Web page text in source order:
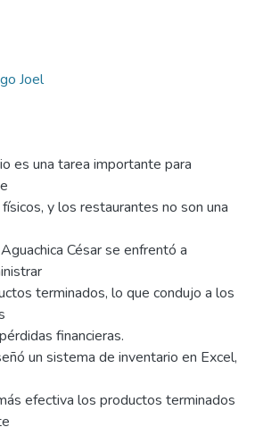
Joel
es una tarea importante para
y los restaurantes no son una
César se enfrentó a
terminados, lo que condujo a los
financieras.
un sistema de inventario en Excel,
efectiva los productos terminados